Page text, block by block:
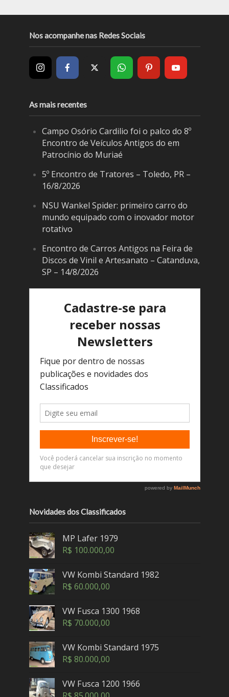
Nos acompanhe nas Redes Sociais
As mais recentes
Campo Osório Cardilio foi o palco do 8º
Encontro de Veículos Antigos do em
Patrocínio do Muriaé
5º Encontro de Tratores – Toledo, PR –
16/8/2026
NSU Wankel Spider: primeiro carro do
mundo equipado com o inovador motor
rotativo
Encontro de Carros Antigos na Feira de
Discos de Vinil e Artesanato – Catanduva,
SP – 14/8/2026
Novidades dos Classificados
MP Lafer 1979
R$ 100.000,00
VW Kombi Standard 1982
R$ 60.000,00
VW Fusca 1300 1968
R$ 70.000,00
VW Kombi Standard 1975
R$ 80.000,00
VW Fusca 1200 1966